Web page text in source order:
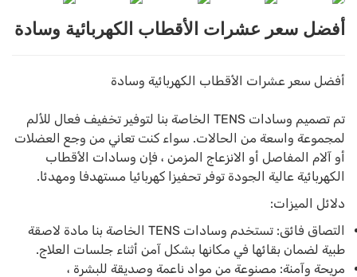
أفضل سعر عشرات الأقطاب الكهربائية وسادة
أفضل سعر عشرات الأقطاب الكهربائية وسادة
تم تصميم وسادات TENS الخاصة بنا لتوفير تخفيف فعال للألم
لمجموعة واسعة من الحالات. سواء كنت تعاني من وجع العضلات
أو آلام المفاصل أو الانزعاج المزمن ، فإن وسادات الأقطاب
الكهربائية عالية الجودة توفر تحفيزا كهربائيا مستهدفا ومهدئا.
دلائل الميزات:
التصاق فائق: تستخدم وسادات TENS الخاصة بنا مادة لاصقة
طبية لضمان بقائها في مكانها بشكل آمن أثناء جلسات العلاج.
مريحة وآمنة: مصنوعة من مواد ناعمة وصديقة للبشرة ،